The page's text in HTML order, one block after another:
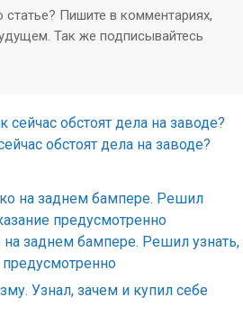
Пишите в комментариях,
Так же подписывайтесь
обстоят дела на заводе?
заднем бампере. Решил узнать,
предусмотренно